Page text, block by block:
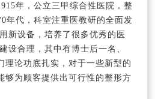
年，公立三甲综合性医院，整
年代，科室注重医教研的全面发
新设备，培养了很多优秀的医
设合理，其中有博士后一名、
理论功底扎实，对于一些新型的
够为顾客提供出可行性的整形方